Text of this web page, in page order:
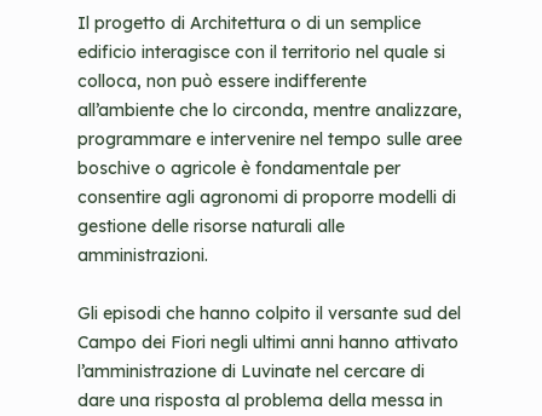
Il progetto di Architettura o di un semplice
edificio interagisce con il territorio nel quale si
colloca, non può essere indifferente
all’ambiente che lo circonda, mentre analizzare,
programmare e intervenire nel tempo sulle aree
boschive o agricole è fondamentale per
consentire agli agronomi di proporre modelli di
gestione delle risorse naturali alle
amministrazioni.
Gli episodi che hanno colpito il versante sud del
Campo dei Fiori negli ultimi anni hanno attivato
l’amministrazione di Luvinate nel cercare di
dare una risposta al problema della messa in